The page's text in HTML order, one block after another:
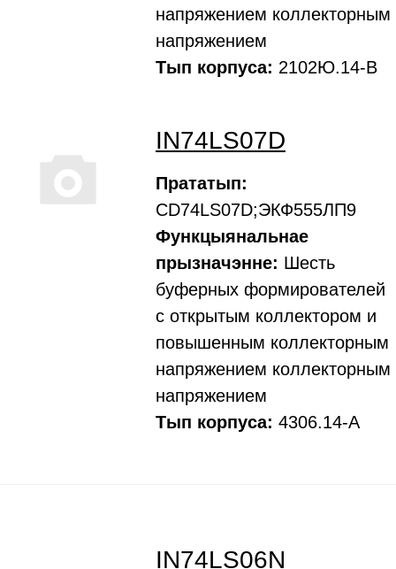
напряжением коллекторным
напряжением
Тып корпуса: 2102Ю.14-В
IN74LS07D
Прататып:
CD74LS07D;ЭКФ555ЛП9
Функцыянальнае
прызначэнне: Шесть
буферных формирователей
с открытым коллектором и
повышенным коллекторным
напряжением коллекторным
напряжением
Тып корпуса: 4306.14-А
IN74LS06N